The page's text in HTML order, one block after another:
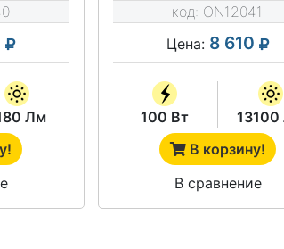
Лм
код: ON12041
Цена: 8 610
100 Вт
В корзину!
В сравнение